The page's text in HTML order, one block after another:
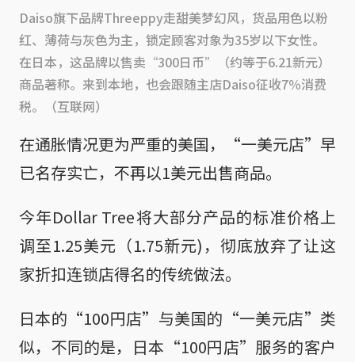
Daiso旗下品牌Threeppy走甜美梦幻风，货品用色以粉
红、薄荷与灰色为主，锁定顾客对象为35岁以下女性。
在日本，这品牌以售卖“300日币”（约等于6.21新元）
商品著称。来到本地，也会跟随主店Daiso征收7％消费
税。（互联网）
在通胀情况更为严重的美国，“一美元店”早
已名存实亡，不再以1美元出售商品。
今年Dollar Tree将大部分产品的标准价格上
调至1.25美元（1.75新元)，彻底放弃了让这
家折扣连锁店得名的传统做法。
日本的“100円店”与美国的“一美元店”类
似，不同的是，日本“100円店”服务的客户